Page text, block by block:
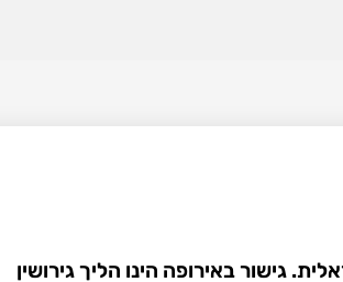
גישור באירופה הינו הליך גירושין